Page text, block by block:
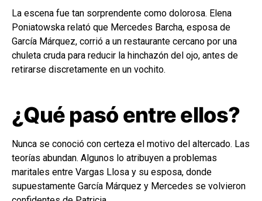
La escena fue tan sorprendente como dolorosa. Elena
Poniatowska relató que Mercedes Barcha, esposa de
García Márquez, corrió a un restaurante cercano por una
chuleta cruda para reducir la hinchazón del ojo, antes de
retirarse discretamente en un vochito.
¿Qué pasó entre ellos?
Nunca se conoció con certeza el motivo del altercado. Las
teorías abundan. Algunos lo atribuyen a problemas
maritales entre Vargas Llosa y su esposa, donde
supuestamente García Márquez y Mercedes se volvieron